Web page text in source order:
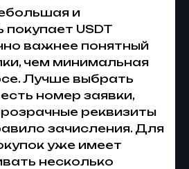
и
USDT
важнее понятный
чем минимальная
Лучше выбрать
номер заявки,
реквизиты
зачисления. Для
уже имеет
несколько